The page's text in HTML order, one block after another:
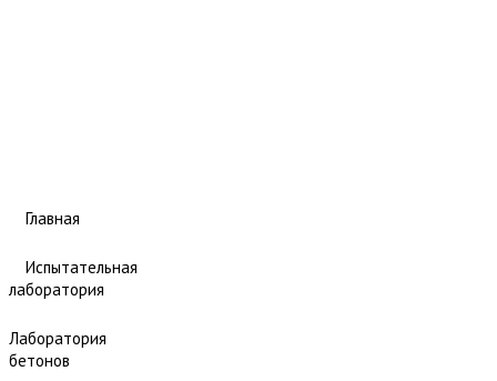
Главная
Испытательная
лаборатория
Лаборатория
бетонов